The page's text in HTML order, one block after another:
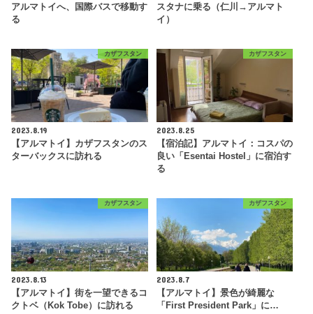
アルマトイへ、国際バスで移動す
る
スタナに乗る（仁川→アルマト
イ）
カザフスタン
2023.8.19
【アルマトイ】カザフスタンのス
ターバックスに訪れる
カザフスタン
2023.8.25
【宿泊記】アルマトイ：コスパの
良い「Esentai Hostel」に宿泊す
る
カザフスタン
2023.8.13
【アルマトイ】街を一望できるコ
クトベ（Kok Tobe）に訪れる
カザフスタン
2023.8.7
【アルマトイ】景色が綺麗な
「First President Park」に…